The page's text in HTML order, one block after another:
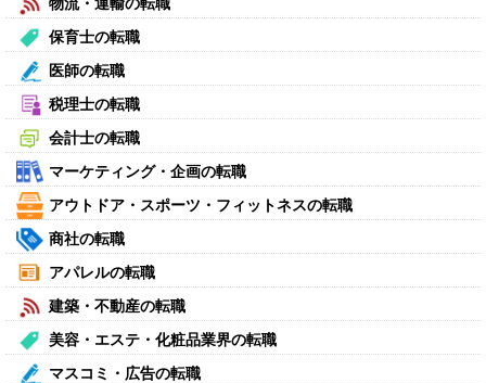
物流・運輸の転職
保育士の転職
医師の転職
税理士の転職
会計士の転職
マーケティング・企画の転職
アウトドア・スポーツ・フィットネスの転職
商社の転職
アパレルの転職
建築・不動産の転職
美容・エステ・化粧品業界の転職
マスコミ・広告の転職